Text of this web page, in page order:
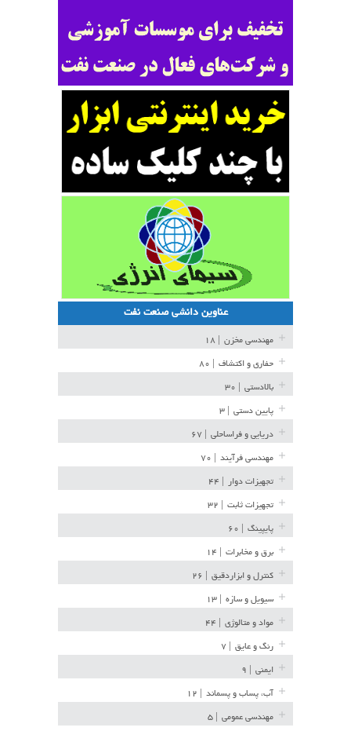
عناوین دانشی صنعت نفت
مهندسی مخزن
حفاری و اکتشاف
بالادستی
پایین دستی
دریایی و فراساحلی
مهندسی فرآیند
تجهیزات دوار
تجهیزات ثابت
پایپینگ
برق و مخابرات
کنترل و ابزاردقیق
سیویل و سازه
مواد و متالوژی
رنگ و عایق
ایمنی
آب، پساب و پسماند
مهندسی عمومی